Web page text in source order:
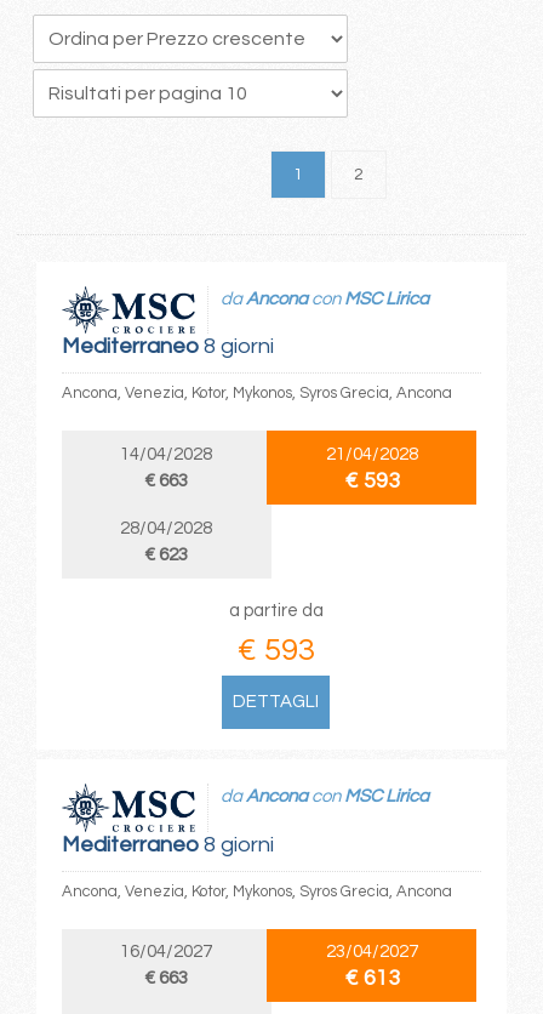
1 2
Mediterraneo8 giorni
daAnconacon MSC Lirica
Ancona, Venezia, Kotor, Mykonos, Syros Grecia, Ancona
14/04/2028
€ 663
21/04/2028
€ 593
28/04/2028
€ 623
a partire da
€ 593
DETTAGLI
Mediterraneo8 giorni
daAnconacon MSC Lirica
Ancona, Venezia, Kotor, Mykonos, Syros Grecia, Ancona
16/04/2027
€ 663
23/04/2027
€ 613